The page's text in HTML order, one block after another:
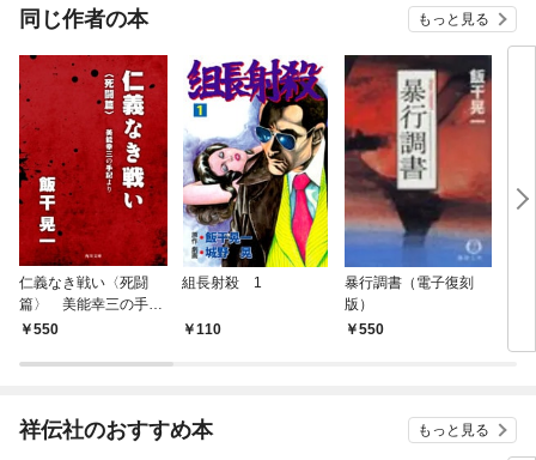
同じ作者の本 もっと見る
仁義なき戦い〈死闘
篇〉 美能幸三の手記
より550
組長射殺 1
110
暴行調書（電子復刻
版）
550
祥伝社のおすすめ本 もっと見る